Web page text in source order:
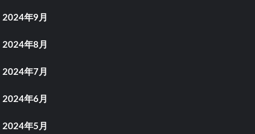
2024年9月
2024年8月
2024年7月
2024年6月
2024年5月